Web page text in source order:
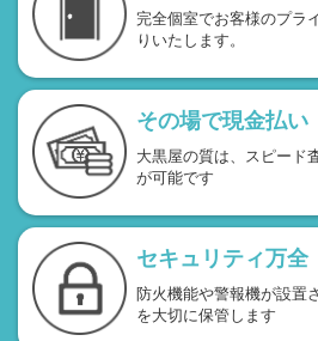
完全個室でお客様のプラ
りいたします。
その場で現金払い
大黒屋の質は、スピード
が可能です
セキュリティ万全
防火機能や警報機が設置
を大切に保管します